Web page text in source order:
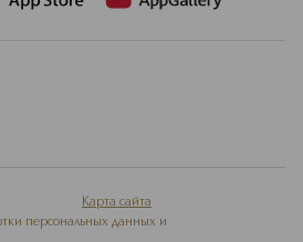
Карта сайта
персональных данных и